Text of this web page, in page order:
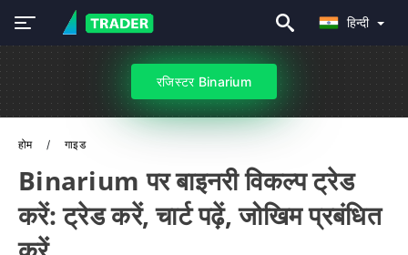
हिन्दी
रजिस्टर Binarium
होम गाइड
Binarium पर बाइनरी विकल्प ट्रेड
करें: ट्रेड करें, चार्ट पढ़ें, जोखिम प्रबंधित